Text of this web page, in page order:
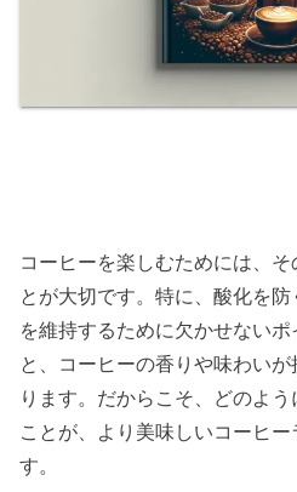
コーヒーを楽しむためには、
とが大切です。特に、酸化を
を維持するために欠かせない
と、コーヒーの香りや味わい
ります。だからこそ、どのよ
ことが、より美味しいコーヒ
す。